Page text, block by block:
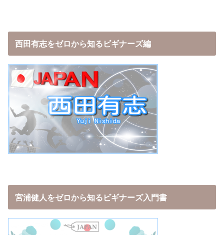
西田有志をゼロから知るビギナーズ編
宮浦健人をゼロから知るビギナーズ入門書